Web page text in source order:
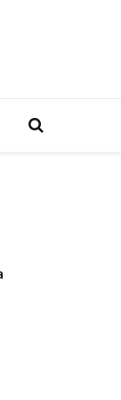
пред зграда
– оштетени